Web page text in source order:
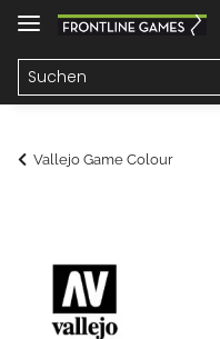
Vallejo Game Colour